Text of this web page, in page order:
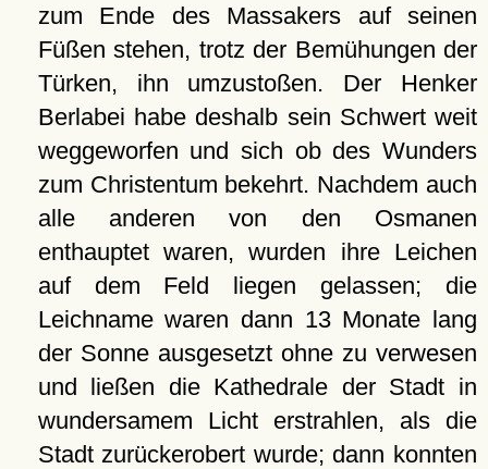
zum Ende des Massakers auf seinen
Füßen stehen, trotz der Bemühungen der
Türken, ihn umzustoßen. Der Henker
Berlabei habe deshalb sein Schwert weit
weggeworfen und sich ob des Wunders
zum Christentum bekehrt. Nachdem auch
alle anderen von den Osmanen
enthauptet waren, wurden ihre Leichen
auf dem Feld liegen gelassen; die
Leichname waren dann 13 Monate lang
der Sonne ausgesetzt ohne zu verwesen
und ließen die Kathedrale der Stadt in
wundersamem Licht erstrahlen, als die
Stadt zurückerobert wurde; dann konnten